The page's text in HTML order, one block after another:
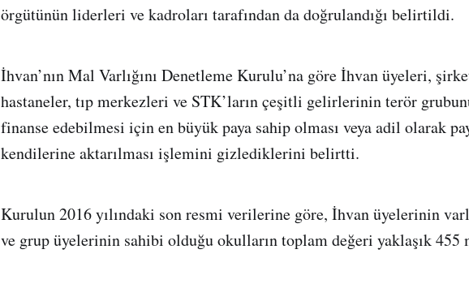
örgütünün liderleri ve kadroları tarafından da doğrulandığı belirtildi.
İhvan’nın Mal Varlığını Denetleme Kurulu’na göre İhvan üyeleri,
hastaneler, tıp merkezleri ve STK’ların çeşitli gelirlerinin terör
finanse edebilmesi için en büyük paya sahip olması veya adil olarak
kendilerine aktarılması işlemini gizlediklerini belirtti.
Kurulun 2016 yılındaki son resmi verilerine göre, İhvan üyelerinin
ve grup üyelerinin sahibi olduğu okulların toplam değeri yaklaşık 455